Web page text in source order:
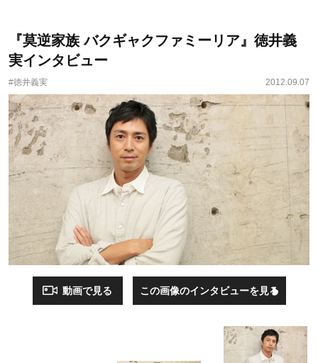
『莫逆家族 バクギャクファミーリア』徳井義
実インタビュー
#徳井義実 2012.09.07
動画で見る この画像のインタビューを見る